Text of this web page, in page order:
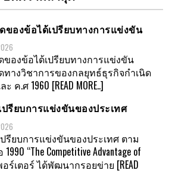
ของข้อได้เปรียบทางการแข่งขัน
องข้อได้เปรียบทางการแข่งขัน
างวิชาการของกลยุทธ์ธุรกิจกำเนิด
ะ ค.ศ 1960 [READ MORE..]
ปรียบการแข่งขันของประเทศ
รียบการแข่งขันของประเทศ ตาม
“The Competitive Advantage of
อร์เตอร์ ได้พัฒนากรอยข่าย [READ